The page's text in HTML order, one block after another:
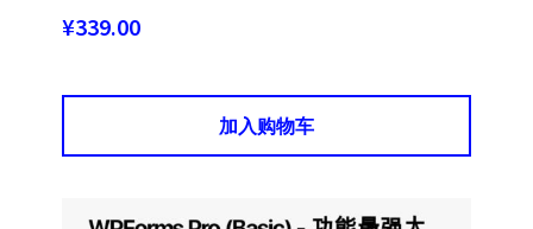
¥339.00
加入购物车